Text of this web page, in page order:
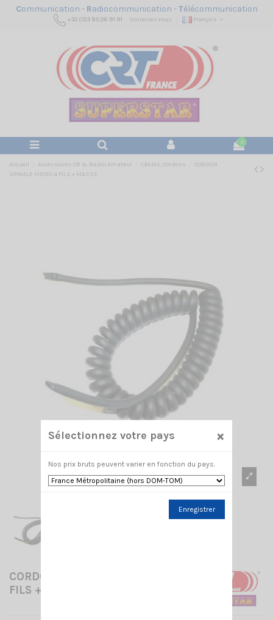
Communication - Radiocommunication -Télécommunication
+33 (0)3 80 26 91 91 Contactez-nous Français
0
Accueil Accessoires CB & Radio Amateur Câbles, Cordons
CORDON
SPIRALE MICRO 4 FILS + MASSE
CORDON SPIRALE MICRO 4
FILS + MASSE
Sélectionnez votre pays ×
Nos prix bruts peuvent varier en fonction du pays.
Enregistrer